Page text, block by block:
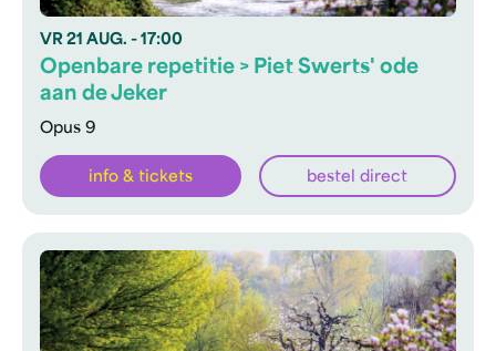
VR 21 AUG. - 17:00
Opus 9
Openbare repetitie > Piet Swerts' ode
aan de Jeker
info & tickets bestel direct